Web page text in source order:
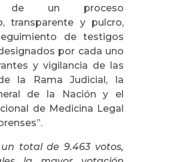
de un proceso
transparente y pulcro,
de testigos
por cada uno
y vigilancia de las
la Rama Judicial, la
de la Nación y el
de Medicina Legal
total de 9.463 votos,